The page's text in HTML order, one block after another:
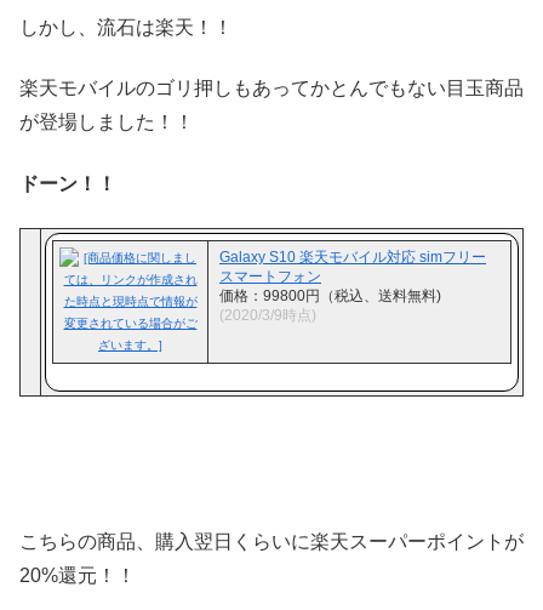
しかし、流石は楽天！！
楽天モバイルのゴリ押しもあってかとんでもない目玉商品
が登場しました！！
ドーン！！
Galaxy S10 楽天モバイル対応 simフリー
スマートフォン
価格：99800円（税込、送料無料)
(2020/3/9時点)
こちらの商品、購入翌日くらいに楽天スーパーポイントが
20%還元！！